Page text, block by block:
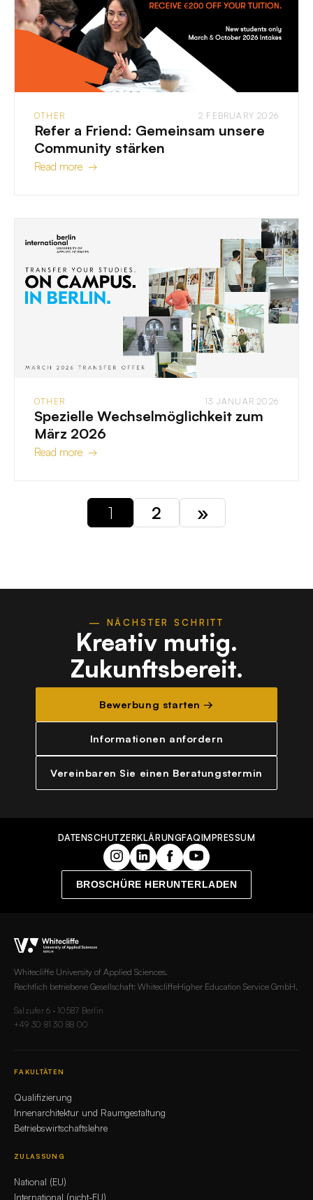
OTHER 2 FEBRUARY 2026
Refer a Friend: Gemeinsam unsere
Community stärken
Read more →
OTHER 13 JANUAR 2026
Spezielle Wechselmöglichkeit zum
März 2026
Read more →
1 2 »
— NÄCHSTER SCHRITT
Kreativ mutig.
Zukunftsbereit.
Bewerbung starten →
Informationen anfordern
Vereinbaren Sie einen Beratungstermin
DATENSCHUTZERKLÄRUNGFAQIMPRESSUM
BROSCHÜRE HERUNTERLADEN
Whitecliffe University of Applied Sciences.
Rechtlich betriebene Gesellschaft: WhitecliffeHigher Education Service GmbH.
Salzufer 6 · 10587 Berlin
+49 30 81 30 88 00
FAKULTÄTEN
Qualifizierung
Innenarchitektur und Raumgestaltung
Betriebswirtschaftslehre
ZULASSUNG
National (EU)
International (nicht-EU)